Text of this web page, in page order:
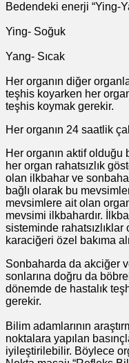
Bedendeki enerji “Ying-
Ying- Soğuk
Yang- Sıcak
Her organın diğer
teşhis koyarken her
teşhis koymak gerekir.
Her organın 24 saatlik
Her organın aktif
her organ rahatsızlık
olan ilkbahar ve
bağlı olarak bu
mevsimlere ait olan
mevsimi ilkbahardır.
sisteminde
karaciğeri özel bakıma
Sonbaharda da akciğer
sonlarına doğru da
dönemde de hastalık
gerekir.
Bilim adamlarının
noktalara yapılan
iyileştirilebilir. Böylece